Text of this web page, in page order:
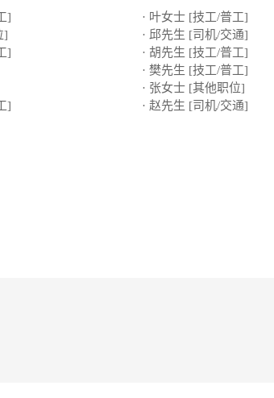
]
· 叶女士 [技工/普工]
]
· 邱先生 [司机/交通]
]
· 胡先生 [技工/普工]
· 樊先生 [技工/普工]
· 张女士 [其他职位]
]
· 赵先生 [司机/交通]